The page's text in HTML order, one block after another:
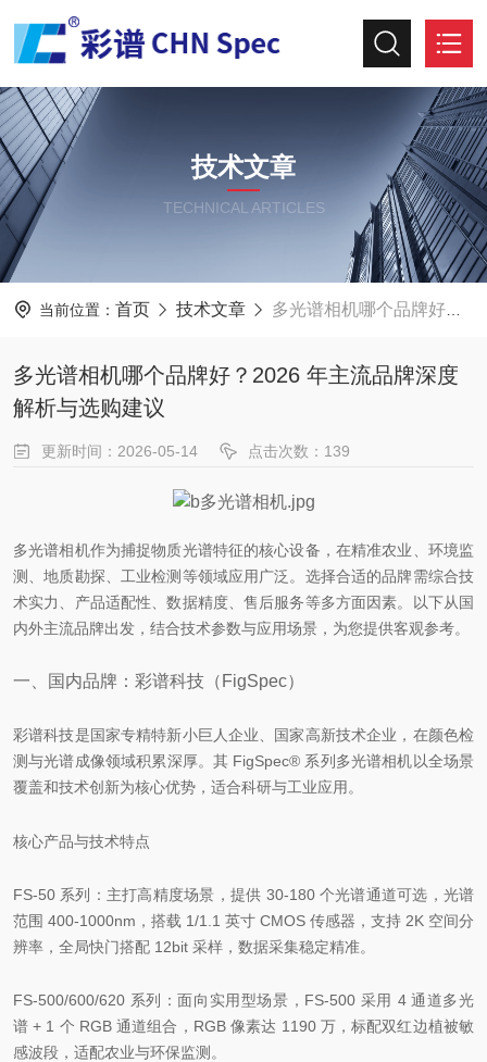
技术文章
TECHNICAL ARTICLES
当前位置： 首页 技术文章 多光谱相机哪个品牌好？2026 年主流品牌深度解析与选购建议
多光谱相机哪个品牌好？2026 年主流品牌深度
解析与选购建议
更新时间：2026-05-14 点击次数：139
多光谱相机作为捕捉物质光谱特征的核心设备，在精准农业、环境监
测、地质勘探、工业检测等领域应用广泛。选择合适的品牌需综合技
术实力、产品适配性、数据精度、售后服务等多方面因素。以下从国
内外主流品牌出发，结合技术参数与应用场景，为您提供客观参考。
一、国内品牌：彩谱科技（FigSpec）
彩谱科技是国家专精特新小巨人企业、国家高新技术企业，在颜色检
测与光谱成像领域积累深厚。其 FigSpec® 系列多光谱相机以全场景
覆盖和技术创新为核心优势，适合科研与工业应用。
核心产品与技术特点
FS-50 系列：主打高精度场景，提供 30-180 个光谱通道可选，光谱
范围 400-1000nm，搭载 1/1.1 英寸 CMOS 传感器，支持 2K 空间分
辨率，全局快门搭配 12bit 采样，数据采集稳定精准。
FS-500/600/620 系列：面向实用型场景，FS-500 采用 4 通道多光
谱 + 1 个 RGB 通道组合，RGB 像素达 1190 万，标配双红边植被敏
感波段，适配农业与环保监测。